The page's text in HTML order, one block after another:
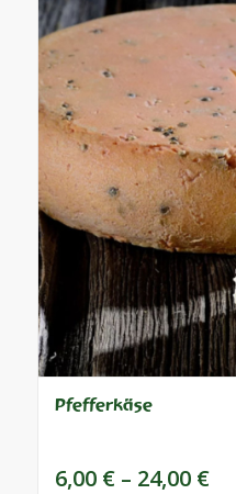
Pfefferkäse
6,00 €– 24,00 €